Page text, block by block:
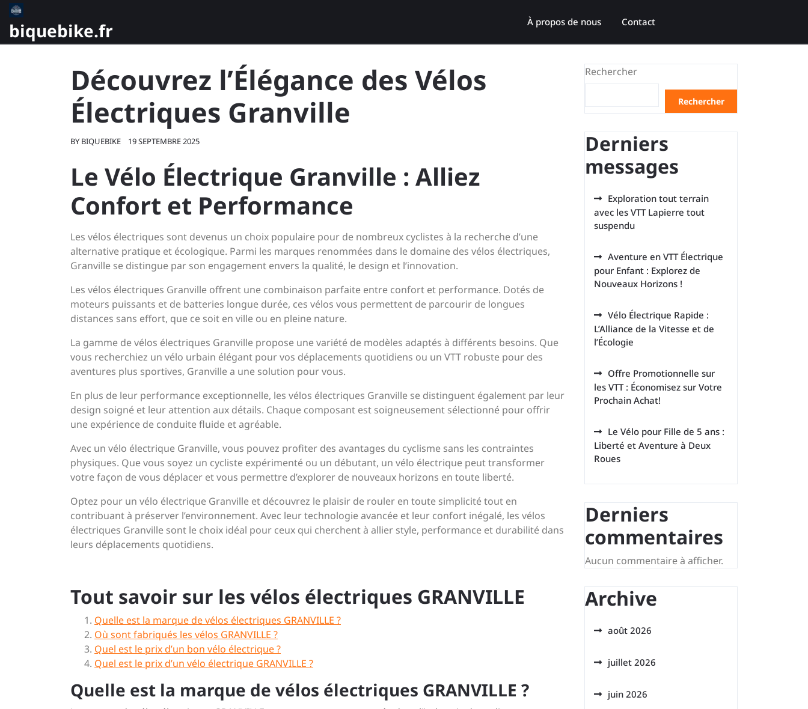
Skip
content
biquebike.fr À propos de nous Contact
Découvrez l’Élégance des Vélos
Électriques Granville
BY BIQUEBIKE 19 SEPTEMBRE 2025
Le Vélo Électrique Granville : Alliez
Confort et Performance
Les vélos électriques sont devenus un choix populaire pour de nombreux cyclistes à la recherche d’une
alternative pratique et écologique. Parmi les marques renommées dans le domaine des vélos électriques,
Granville se distingue par son engagement envers la qualité, le design et l’innovation.
Les vélos électriques Granville offrent une combinaison parfaite entre confort et performance. Dotés de
moteurs puissants et de batteries longue durée, ces vélos vous permettent de parcourir de longues
distances sans effort, que ce soit en ville ou en pleine nature.
La gamme de vélos électriques Granville propose une variété de modèles adaptés à différents besoins. Que
vous recherchiez un vélo urbain élégant pour vos déplacements quotidiens ou un VTT robuste pour des
aventures plus sportives, Granville a une solution pour vous.
En plus de leur performance exceptionnelle, les vélos électriques Granville se distinguent également par leur
design soigné et leur attention aux détails. Chaque composant est soigneusement sélectionné pour offrir
une expérience de conduite fluide et agréable.
Avec un vélo électrique Granville, vous pouvez profiter des avantages du cyclisme sans les contraintes
physiques. Que vous soyez un cycliste expérimenté ou un débutant, un vélo électrique peut transformer
votre façon de vous déplacer et vous permettre d’explorer de nouveaux horizons en toute liberté.
Optez pour un vélo électrique Granville et découvrez le plaisir de rouler en toute simplicité tout en
contribuant à préserver l’environnement. Avec leur technologie avancée et leur confort inégalé, les vélos
électriques Granville sont le choix idéal pour ceux qui cherchent à allier style, performance et durabilité dans
leurs déplacements quotidiens.
Tout savoir sur les vélos électriques GRANVILLE
Quelle est la marque de vélos électriques GRANVILLE ?
Où sont fabriqués les vélos GRANVILLE ?
Quel est le prix d’un bon vélo électrique ?
Quel est le prix d’un vélo électrique GRANVILLE ?
Quelle est la marque de vélos électriques GRANVILLE ?
Rechercher
Rechercher
Derniers
messages
Exploration tout terrain
avec les VTT Lapierre tout
suspendu
Aventure en VTT Électrique
pour Enfant : Explorez de
Nouveaux Horizons !
Vélo Électrique Rapide :
L’Alliance de la Vitesse et de
l’Écologie
Offre Promotionnelle sur
les VTT : Économisez sur Votre
Prochain Achat!
Le Vélo pour Fille de 5 ans :
Liberté et Aventure à Deux
Roues
Derniers
commentaires
Aucun commentaire à afficher.
Archive
août 2026
juillet 2026
juin 2026